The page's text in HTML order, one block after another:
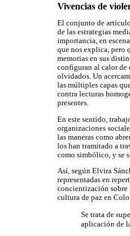
Vivencias de
El conjunto de
de las estrategias
importancia, en
que nos explica, pero
memorias en sus
configuran al calor de
olvidados. Un
las múltiples capas
contra lecturas
presentes.
En este sentido,
organizaciones
las maneras como
los han tramitado a
como simbólico, y se
Así, según Elvira
representadas en
concientización sobre
cultura de paz en
Se trata de
aplicación de